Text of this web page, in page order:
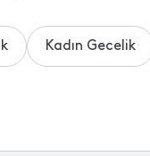
Kadın Gecelik